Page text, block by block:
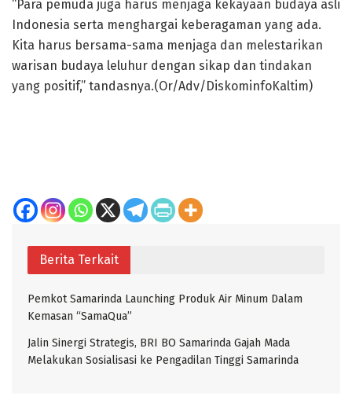
“Para pemuda juga harus menjaga kekayaan budaya asli
Indonesia serta menghargai keberagaman yang ada.
Kita harus bersama-sama menjaga dan melestarikan
warisan budaya leluhur dengan sikap dan tindakan
yang positif,” tandasnya.(Or/Adv/DiskominfoKaltim)
Berita Terkait
Pemkot Samarinda Launching Produk Air Minum Dalam
Kemasan “SamaQua”
Jalin Sinergi Strategis, BRI BO Samarinda Gajah Mada
Melakukan Sosialisasi ke Pengadilan Tinggi Samarinda